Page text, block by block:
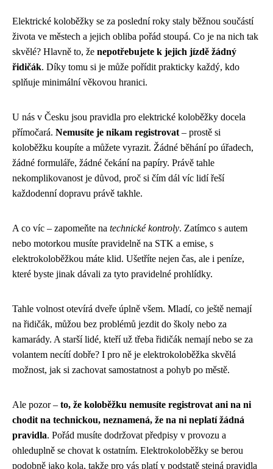
Elektrické koloběžky se za poslední roky staly běžnou součástí
života ve městech a jejich obliba pořád stoupá. Co je na nich tak
skvělé? Hlavně to, že nepotřebujete k jejich jízdě žádný
řidičák. Díky tomu si je může pořídit prakticky každý, kdo
splňuje minimální věkovou hranici.
U nás v Česku jsou pravidla pro elektrické koloběžky docela
přímočará. Nemusíte je nikam registrovat – prostě si
koloběžku koupíte a můžete vyrazit. Žádné běhání po úřadech,
žádné formuláře, žádné čekání na papíry. Právě tahle
nekomplikovanost je důvod, proč si čím dál víc lidí řeší
každodenní dopravu právě takhle.
A co víc – zapomeňte na technické kontroly. Zatímco s autem
nebo motorkou musíte pravidelně na STK a emise, s
elektrokoloběžkou máte klid. Ušetříte nejen čas, ale i peníze,
které byste jinak dávali za tyto pravidelné prohlídky.
Tahle volnost otevírá dveře úplně všem. Mladí, co ještě nemají
na řidičák, můžou bez problémů jezdit do školy nebo za
kamarády. A starší lidé, kteří už třeba řidičák nemají nebo se za
volantem necítí dobře? I pro ně je elektrokoloběžka skvělá
možnost, jak si zachovat samostatnost a pohyb po městě.
Ale pozor – to, že koloběžku nemusíte registrovat ani na ni
chodit na technickou, neznamená, že na ni neplatí žádná
pravidla. Pořád musíte dodržovat předpisy v provozu a
ohleduplně se chovat k ostatním. Elektrokoloběžky se berou
podobně jako kola, takže pro vás platí v podstatě stejná pravidla